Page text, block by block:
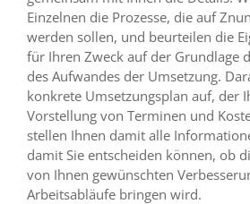
Einzelnen die Prozesse, die auf
werden sollen, und beurteilen die
für Ihren Zweck auf der Grundlage
des Aufwandes der Umsetzung.
konkrete Umsetzungsplan auf, der
Vorstellung von Terminen und
stellen Ihnen damit alle
damit Sie entscheiden können, ob
von Ihnen gewünschten
Arbeitsabläufe bringen wird.